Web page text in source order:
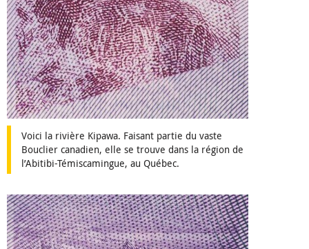
Voici la rivière Kipawa. Faisant partie du vaste
Bouclier canadien, elle se trouve dans la région de
l’Abitibi-Témiscamingue, au Québec.